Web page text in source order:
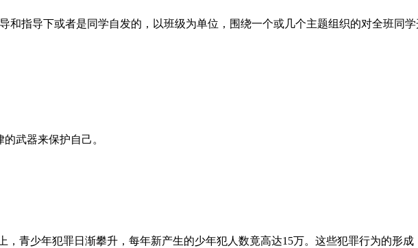
和指导下或者是同学自发的，以班级为单位，围绕一个或几个主题组织的对全班同
武器来保护自己。
，青少年犯罪日渐攀升，每年新产生的少年犯人数竟高达15万。这些犯罪行为的形